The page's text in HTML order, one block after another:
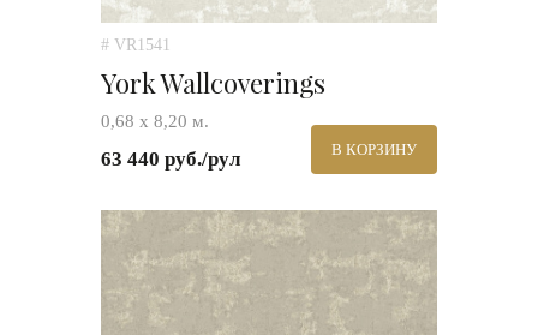
# VR1541
York Wallcoverings
0,68 х 8,20 м.
63 440 руб./рул В КОРЗИНУ